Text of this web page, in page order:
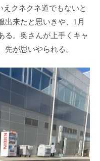
クネクネ道でもないと
出来たと思いきや、1月
る。奥さんが上手くキャ
が思いやられる。